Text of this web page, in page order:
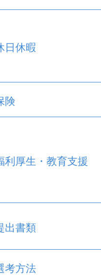
日休暇
険
利厚生・教育支援
出書類
考方法